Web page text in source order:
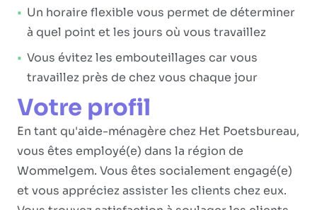
Un horaire flexible vous permet de déterminer
à quel point et les jours où vous travaillez
Vous évitez les embouteillages car vous
travaillez près de chez vous chaque jour
Votre profil
En tant qu'aide-ménagère chez Het Poetsbureau,
vous êtes employé(e) dans la région de
Wommelgem. Vous êtes socialement engagé(e)
et vous appréciez assister les clients chez eux.